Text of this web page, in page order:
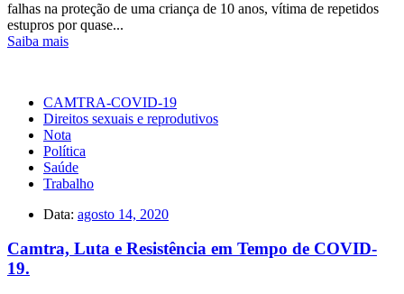
falhas na proteção de uma criança de 10 anos, vítima de repetidos
estupros por quase...
Saiba mais
CAMTRA-COVID-19
Direitos sexuais e reprodutivos
Nota
Política
Saúde
Trabalho
Data: agosto 14, 2020
Camtra, Luta e Resistência em Tempo de COVID-
19.